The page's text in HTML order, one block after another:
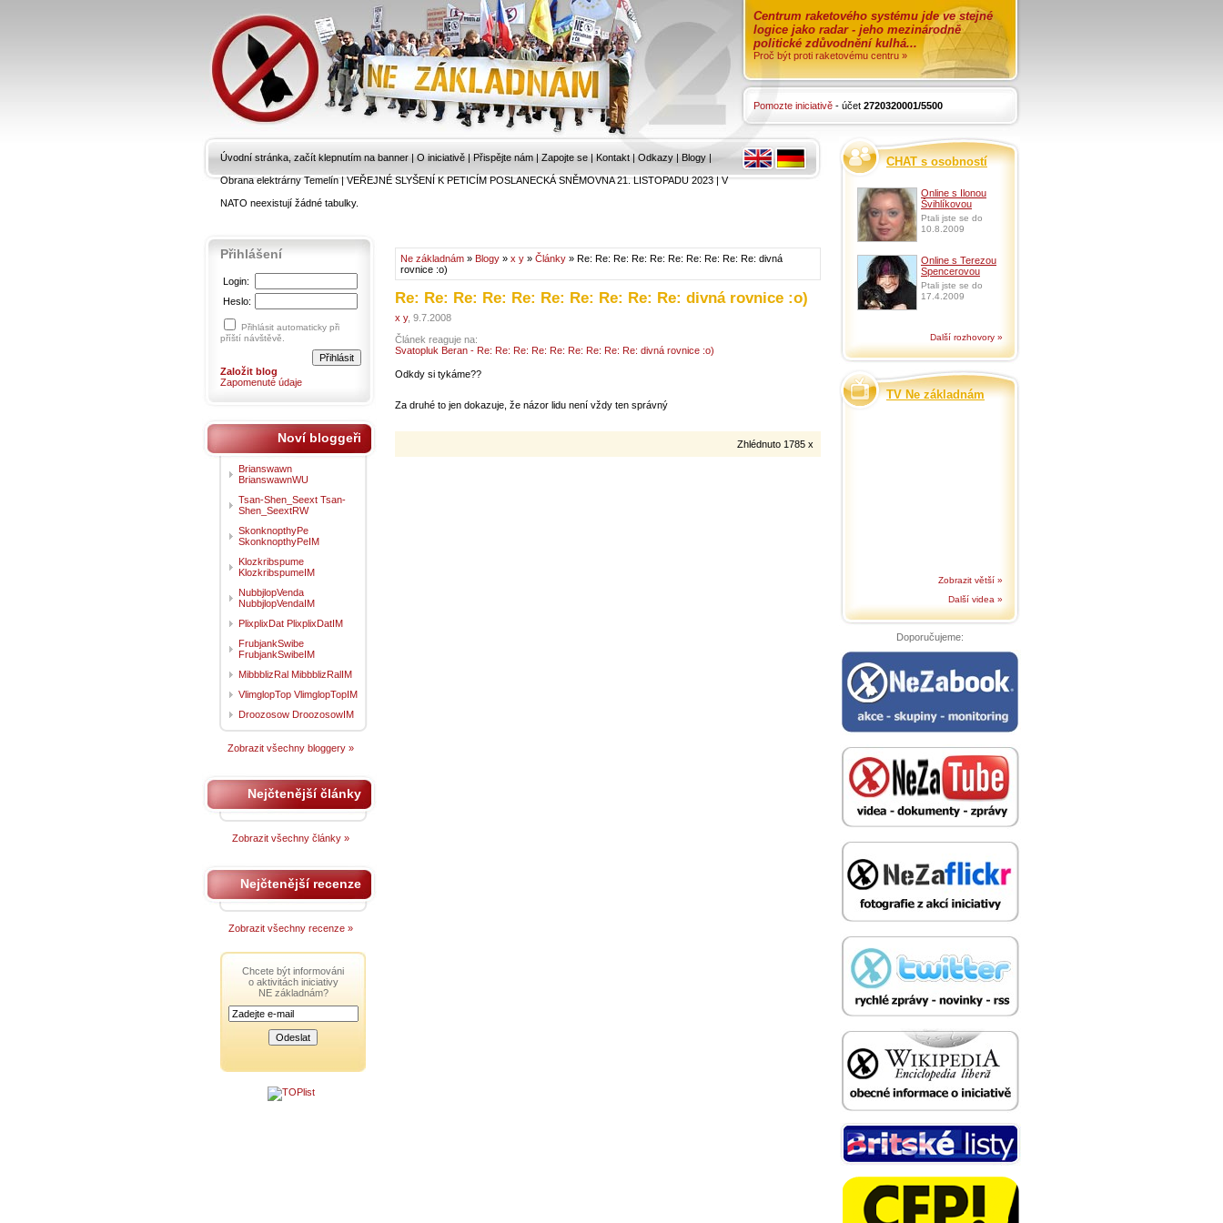
Centrum raketového systému jde ve stejné
logice jako radar - jeho mezinárodně
politické zdůvodnění kulhá...
Proč být proti raketovému centru »
Pomozte iniciativě - účet 2720320001/5500
Úvodní stránka, začít klepnutím na banner | O iniciativě | Přispějte nám | Zapojte se | Kontakt | Odkazy | Blogy |
Obrana elektrárny Temelín|VEŘEJNÉ SLYŠENÍ K PETICÍM POSLANECKÁ SNĚMOVNA 21. LISTOPADU 2023|V
NATO neexistují žádné tabulky.
Ne základnám » Blogy » x y » Články » Re: Re: Re: Re: Re: Re: Re: Re: Re: Re: divná
rovnice :o)
Re: Re: Re: Re: Re: Re: Re: Re: Re: Re: divná rovnice :o)
x y, 9.7.2008
Článek reaguje na:
Svatopluk Beran - Re: Re: Re: Re: Re: Re: Re: Re: Re: divná rovnice :o)
Odkdy si tykáme??
Za druhé to jen dokazuje, že názor lidu není vždy ten správný
Zhlédnuto 1785 x
Přihlášení
Login:
Heslo:
Přihlásit automaticky při
příští návštěvě.
Založit blog
Zapomenuté údaje
Noví bloggeři
Brianswawn
BrianswawnWU
Tsan-Shen_Seext Tsan-
Shen_SeextRW
SkonknopthyPe
SkonknopthyPeIM
Klozkribspume
KlozkribspumeIM
NubbjlopVenda
NubbjlopVendaIM
PlixplixDat PlixplixDatIM
FrubjankSwibe
FrubjankSwibeIM
MibbblizRal MibbblizRalIM
VlimglopTop VlimglopTopIM
Droozosow DroozosowIM
Zobrazit všechny bloggery »
Nejčtenější články
Zobrazit všechny články »
Nejčtenější recenze
Zobrazit všechny recenze »
Chcete být informováni
o aktivitách iniciativy
NE základnám?
CHAT s osobností
Online s Ilonou
Švihlíkovou
Ptali jste se do
10.8.2009
Online s Terezou
Spencerovou
Ptali jste se do
17.4.2009
Další rozhovory »
TV Ne základnám
Zobrazit větší »
Další videa »
Doporučujeme: